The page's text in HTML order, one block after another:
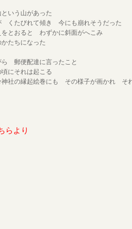
いう山があった
くたびれて傾き 今にも崩れそうだった
とおると わずかに斜面がへこみ
たちになった
郵便配達に言ったこと
にそれは起こる
神社の縁起絵巻にも その様子が画かれ そ
らより